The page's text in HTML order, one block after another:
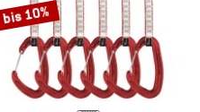
bis 10%